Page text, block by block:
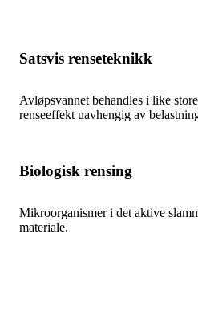
Satsvis renseteknikk
Avløpsvannet behandles i like
renseeffekt uavhengig av
Biologisk rensing
Mikroorganismer i det aktive
materiale.